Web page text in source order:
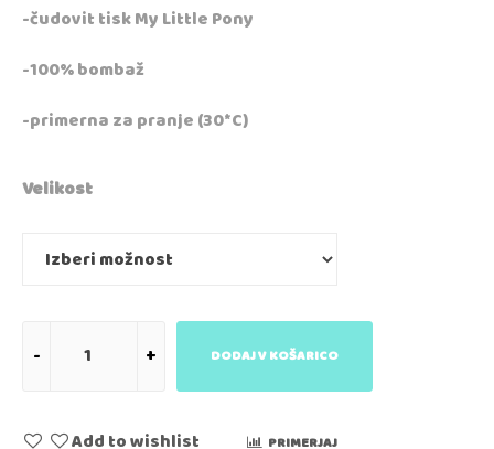
-čudovit tisk My Little Pony
-100% bombaž
-primerna za pranje (30*C)
Velikost
DODAJ V KOŠARICO
Add to wishlist PRIMERJAJ